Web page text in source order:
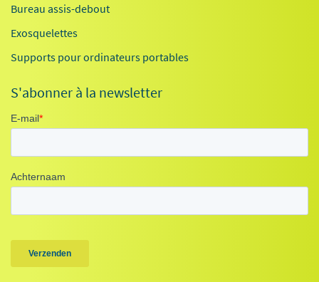
Bureau assis-debout
Exosquelettes
Supports pour ordinateurs portables
S'abonner à la newsletter